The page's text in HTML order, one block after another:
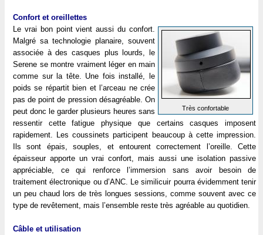
Confort et oreillettes
Très confortable
Le vrai bon point vient aussi du confort.
Malgré sa technologie planaire, souvent
associée à des casques plus lourds, le
Serene se montre vraiment léger en main
comme sur la tête. Une fois installé, le
poids se répartit bien et l’arceau ne crée
pas de point de pression désagréable. On
peut donc le garder plusieurs heures sans
ressentir cette fatigue physique que certains casques imposent
rapidement. Les coussinets participent beaucoup à cette impression.
Ils sont épais, souples, et entourent correctement l’oreille. Cette
épaisseur apporte un vrai confort, mais aussi une isolation passive
appréciable, ce qui renforce l’immersion sans avoir besoin de
traitement électronique ou d’ANC. Le similicuir pourra évidemment tenir
un peu chaud lors de très longues sessions, comme souvent avec ce
type de revêtement, mais l’ensemble reste très agréable au quotidien.
Câble et utilisation